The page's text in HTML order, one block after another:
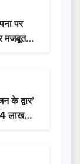
पर
मजबूत
द्वार’
लाख